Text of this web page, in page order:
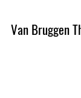
Van Bruggen